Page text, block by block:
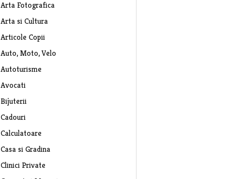
Arta Fotografica
Arta si Cultura
Articole Copii
Auto, Moto, Velo
Autoturisme
Avocati
Bijuterii
Cadouri
Calculatoare
Casa si Gradina
Clinici Private